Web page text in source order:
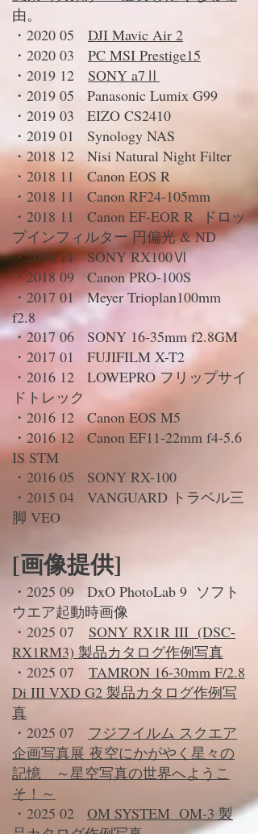
由。
・2020 05 DJI Mavic Air 2
・2020 03 PC MSI Prestige15
・2019 12 SONY a7Ⅱ
・2019 05 Panasonic Lumix G99
・2019 03 EIZO CS2410
・2019 01 Synology NAS
・2018 12 Nisi Natural Night Filter
・2018 11 Canon EOS R
・2018 11 Canon RF24-105mm
・2018 11 Canon EF-EOR R ドロッ
プインフィルター 円偏光 & ND
・2018 11 SONY RX100Ⅵ
・2018 09 Canon PRO-100S
・2017 01 Meyer Trioplan100mm
f2.8
・2017 06 SONY 16-35mm f2.8GM
・2017 01 FUJIFILM X-T2
・2016 12 LOWEPRO フリップサイ
ドトレック
・2016 12 Canon EOS M5
・2016 12 Canon EF11-22mm f4-5.6
IS STM
・2016 05 SONY RX-100
・2015 04 VANGUARD トラベル三
脚 VEO
[画像提供]
・2025 09 DxO PhotoLab 9 ソフト
ウエア起動時画像
・2025 07 SONY RX1R III (DSC-
RX1RM3) 製品カタログ作例写真
・2025 07 TAMRON 16-30mm F/2.8
Di III VXD G2 製品カタログ作例写
真
・2025 07 フジフイルム スクエア
企画写真展 夜空にかがやく星々の
記憶 ～星空写真の世界へようこ
そ！～
・2025 02 OM SYSTEM OM-3 製